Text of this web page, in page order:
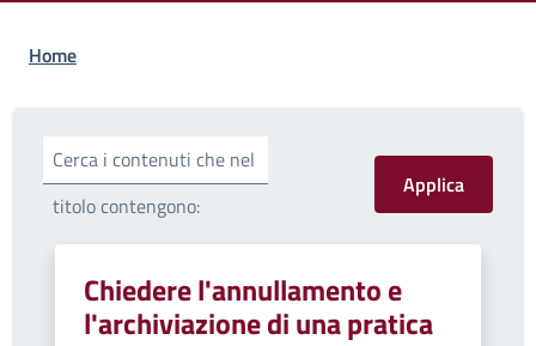
Briciole di pane
Home
Cerca i contenuti che nel
titolo contengono:
Chiedere l'annullamento e
l'archiviazione di una pratica